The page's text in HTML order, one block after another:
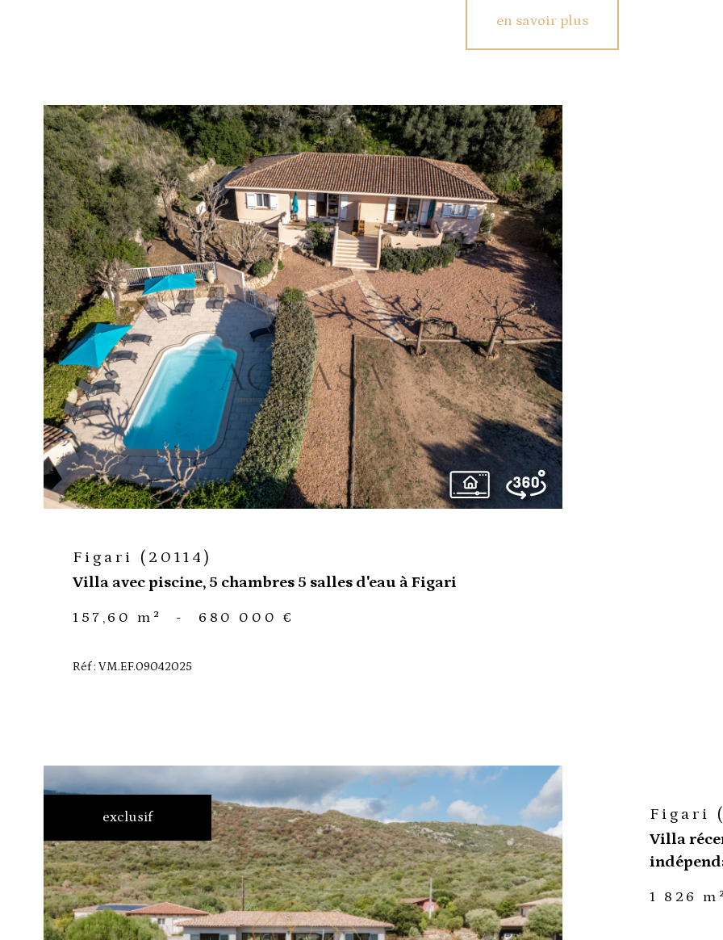
en savoir plus
voir le
bien
Figari (20114)
Villa avec piscine, 5 chambres 5 salles d'eau à Figari
157,60 m² - 680 000 €
Réf : VM.EF.09042025
exclusif
Figari
Villa
1 826